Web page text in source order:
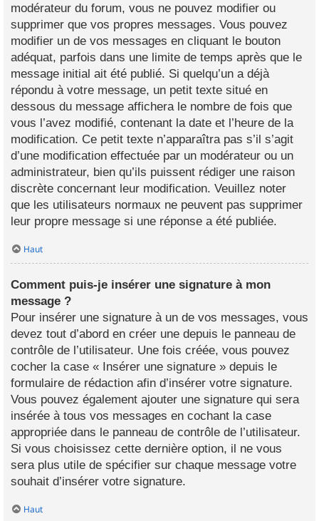
modérateur du forum, vous ne pouvez modifier ou
supprimer que vos propres messages. Vous pouvez
modifier un de vos messages en cliquant le bouton
adéquat, parfois dans une limite de temps après que le
message initial ait été publié. Si quelqu’un a déjà
répondu à votre message, un petit texte situé en
dessous du message affichera le nombre de fois que
vous l’avez modifié, contenant la date et l’heure de la
modification. Ce petit texte n’apparaîtra pas s’il s’agit
d’une modification effectuée par un modérateur ou un
administrateur, bien qu’ils puissent rédiger une raison
discrète concernant leur modification. Veuillez noter
que les utilisateurs normaux ne peuvent pas supprimer
leur propre message si une réponse a été publiée.
Haut
Comment puis-je insérer une signature à mon
message ?
Pour insérer une signature à un de vos messages, vous
devez tout d’abord en créer une depuis le panneau de
contrôle de l’utilisateur. Une fois créée, vous pouvez
cocher la case « Insérer une signature » depuis le
formulaire de rédaction afin d’insérer votre signature.
Vous pouvez également ajouter une signature qui sera
insérée à tous vos messages en cochant la case
appropriée dans le panneau de contrôle de l’utilisateur.
Si vous choisissez cette dernière option, il ne vous
sera plus utile de spécifier sur chaque message votre
souhait d’insérer votre signature.
Haut